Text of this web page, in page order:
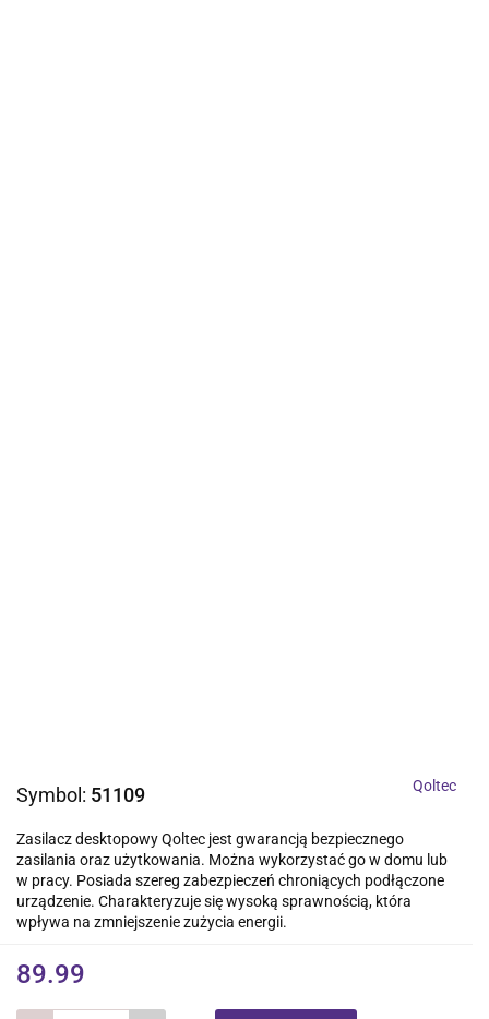
Symbol: 51109 Qoltec
Zasilacz desktopowy Qoltec jest gwarancją bezpiecznego
zasilania oraz użytkowania. Można wykorzystać go w domu lub
w pracy. Posiada szereg zabezpieczeń chroniących podłączone
urządzenie. Charakteryzuje się wysoką sprawnością, która
wpływa na zmniejszenie zużycia energii.
89.99